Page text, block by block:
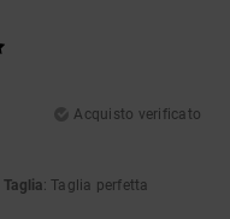
Acquisto verificato
Taglia: Taglia perfetta